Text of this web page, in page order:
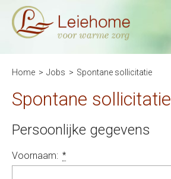
Home Jobs Spontane sollicitatie
Spontane sollicitatie
Persoonlijke gegevens
Voornaam: *